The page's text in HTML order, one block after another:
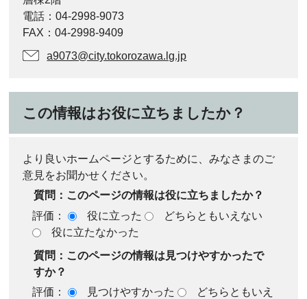
電話：04-2998-9073
FAX：04-2998-9409
a9073@city.tokorozawa.lg.jp
この情報はお役に立ちましたか？
より良いホームページとするために、みなさまのご
意見をお聞かせください。
質問：このページの情報は役に立ちましたか？
評価：
役に立った
どちらともいえない
役に立たなかった
質問：このページの情報は見つけやすかったで
すか？
評価：
見つけやすかった
どちらともいえ